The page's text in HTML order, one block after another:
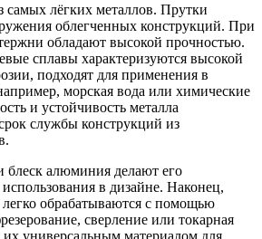
лёгких металлов. Прутки
облегченных конструкций. При
обладают высокой прочностью.
сплавы характеризуются высокой
подходят для применения в
морская вода или химические
и устойчивость металла
службы конструкций из
блеск алюминия делают его
в дизайне. Наконец,
обрабатываются с помощью
сверление или токарная
их универсальным материалом для